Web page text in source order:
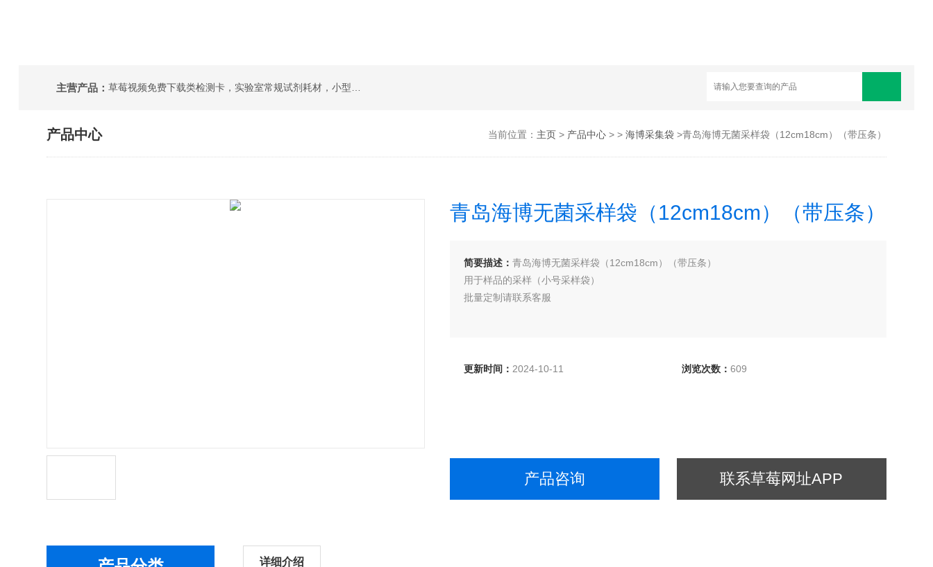
主营产品：
产品中心 当前位置： 主页> 产品中心> > 海博采集袋>青岛海博无菌采样袋（12cm18cm）（带压条）
青岛海博无菌采样袋（12cm18cm）（带压条）
简要描述： 青岛海博无菌采样袋（12cm18cm）（带压条）
用于样品的采样（小号采样袋）
批量定制请联系客服
更新时间： 2024-10-11 浏览次数：609
产品咨询 联系草莓网址APP
详细介绍